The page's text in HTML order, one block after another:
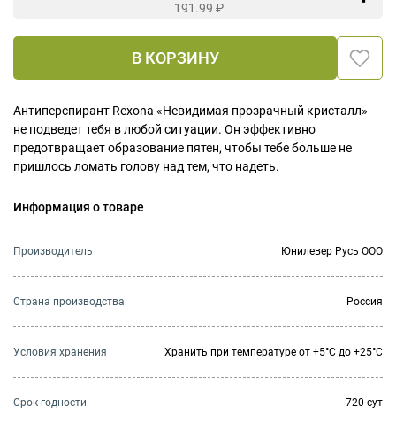
191.99 ₽
В КОРЗИНУ
Антиперспирант Rexona «Невидимая прозрачный кристалл»
не подведет тебя в любой ситуации. Он эффективно
предотвращает образование пятен, чтобы тебе больше не
пришлось ломать голову над тем, что надеть.
Информация о товаре
Производитель Юнилевер Русь ООО
Страна производства Россия
Условия хранения Хранить при температуре от +5°С до +25°С
Cрок годности 720 сут